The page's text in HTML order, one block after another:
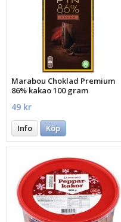
Marabou Choklad Premium
86% kakao 100 gram
49 kr
Info Köp